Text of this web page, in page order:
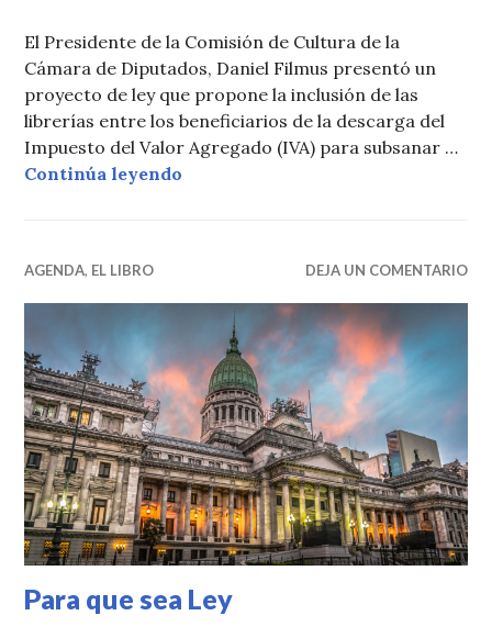
El Presidente de la Comisión de Cultura de la
Cámara de Diputados, Daniel Filmus presentó un
proyecto de ley que propone la inclusión de las
librerías entre los beneficiarios de la descarga del
Impuesto del Valor Agregado (IVA) para subsanar …
Continúa leyendo
AGENDA, EL LIBRO DEJA UN COMENTARIO
Para que sea Ley